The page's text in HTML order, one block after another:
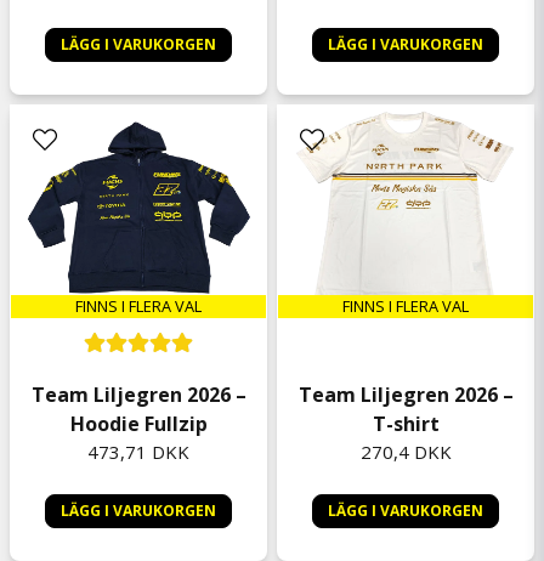
LÄGG I VARUKORGEN LÄGG I VARUKORGEN
FINNS I FLERA VAL
Team Liljegren 2026 –
Hoodie Fullzip
473,71 DKK
LÄGG I VARUKORGEN
FINNS I FLERA VAL
Team Liljegren 2026 –
T-shirt
270,4 DKK
LÄGG I VARUKORGEN